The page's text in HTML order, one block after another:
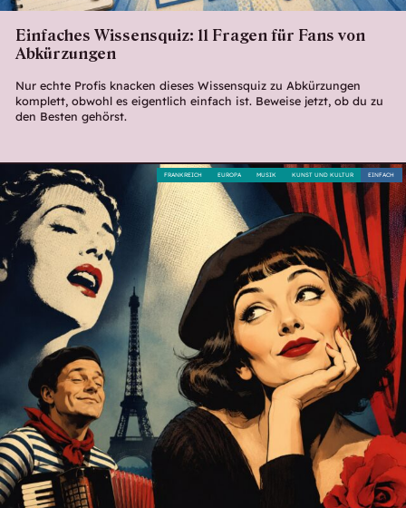
Einfaches Wissensquiz: 11 Fragen für Fans von
Abkürzungen
Nur echte Profis knacken dieses Wissensquiz zu Abkürzungen
komplett, obwohl es eigentlich einfach ist. Beweise jetzt, ob du zu
den Besten gehörst.
EINFACH
KUNST UND KULTUR
MUSIK
EUROPA
FRANKREICH